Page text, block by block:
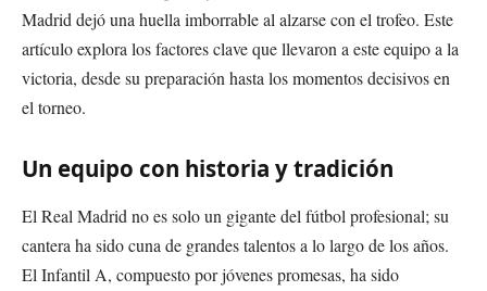
Madrid dejó una huella imborrable al alzarse con el trofeo. Este
artículo explora los factores clave que llevaron a este equipo a la
victoria, desde su preparación hasta los momentos decisivos en
el torneo.
Un equipo con historia y tradición
El Real Madrid no es solo un gigante del fútbol profesional; su
cantera ha sido cuna de grandes talentos a lo largo de los años.
El Infantil A, compuesto por jóvenes promesas, ha sido